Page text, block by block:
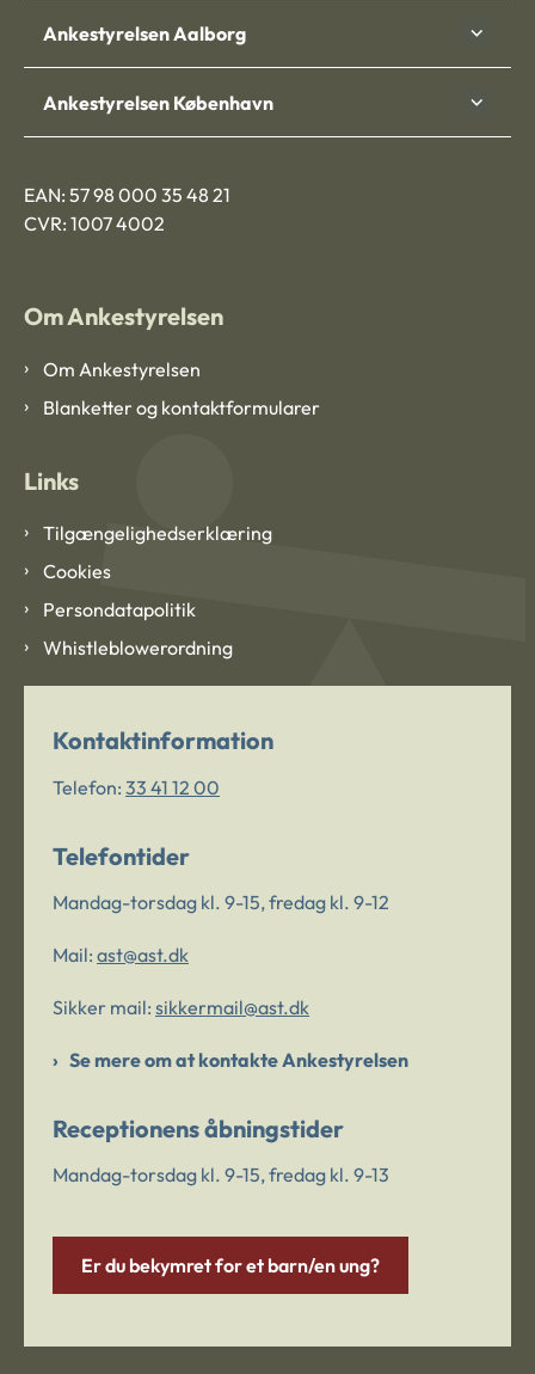
Ankestyrelsen Aalborg
Ankestyrelsen København
EAN: 57 98 000 35 48 21
CVR: 1007 4002
Om Ankestyrelsen
Om Ankestyrelsen
Blanketter og kontaktformularer
Links
Tilgængelighedserklæring
Cookies
Persondatapolitik
Whistleblowerordning
Kontaktinformation
Telefon: 33 41 12 00
Telefontider
Mandag-torsdag kl. 9-15, fredag kl. 9-12
Mail: ast@ast.dk
Sikker mail: sikkermail@ast.dk
Se mere om at kontakte Ankestyrelsen
Receptionens åbningstider
Mandag-torsdag kl. 9-15, fredag kl. 9-13
Er du bekymret for et barn/en ung?